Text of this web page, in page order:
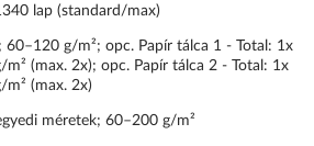
lap (standard/max)
60–120 g/m²; opc. Papír tálca 1 - Total: 1x
(max. 2x); opc. Papír tálca 2 - Total: 1x
(max. 2x)
méretek; 60–200 g/m²